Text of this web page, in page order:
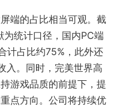
端的占比相当可观。截
统计口径，国内PC端
计占比约75%，此外还
入。同时，完美世界高
游戏品质的前提下，提
点方向。公司将持续优